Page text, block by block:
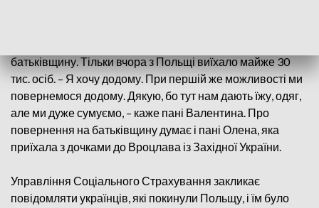
батьківщину. Тільки вчора з Польщі виїхало майже 30
тис. осіб. – Я хочу додому. При першій же можливості ми
повернемося додому. Дякую, бо тут нам дають їжу, одяг,
але ми дуже сумуємо, – каже пані Валентина. Про
повернення на батьківщину думає і пані Олена, яка
приїхала з дочками до Вроцлава із Західної України.
Управління Соціального Страхування закликає
повідомляти українців, які покинули Польщу, і їм було